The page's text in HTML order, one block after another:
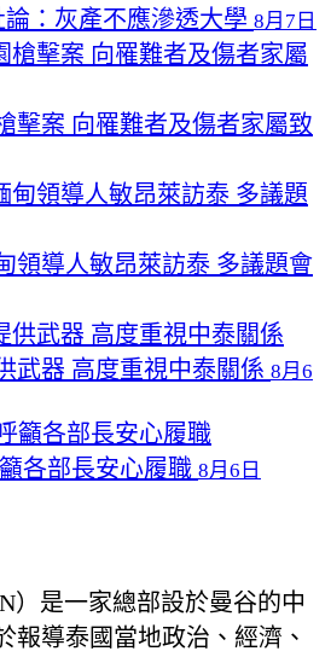
論：灰產不應滲透大學 8月7日
擊案 向罹難者及傷者家屬致
領導人敏昂萊訪泰 多議題會
武器 高度重視中泰關係 8月6
各部長安心履職 8月6日
）是一家總部設於曼谷的中
報導泰國當地政治、經濟、